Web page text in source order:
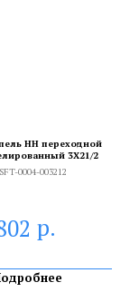
НН переходной
3X21/2
SFT-0004-003212
р.